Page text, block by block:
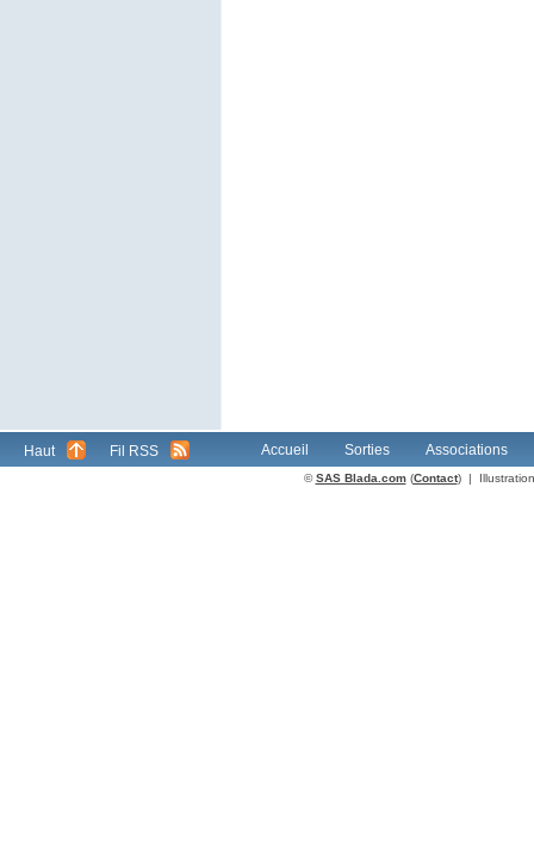
Haut Fil RSS Accueil Sorties Associations
©SAS Blada.com(Contact) |